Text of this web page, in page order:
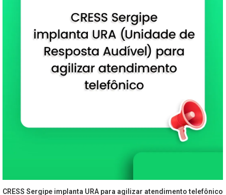
CRESS Sergipe implanta URA para agilizar atendimento telefônico